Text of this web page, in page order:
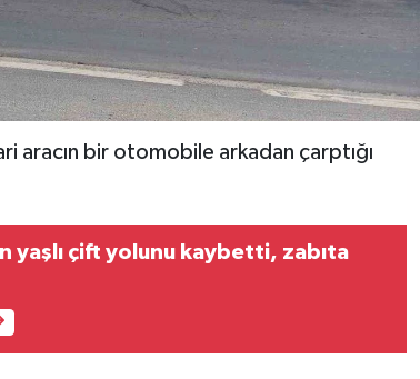
aracın bir otomobile arkadan çarptığı
yaşlı çift yolunu kaybetti, zabıta